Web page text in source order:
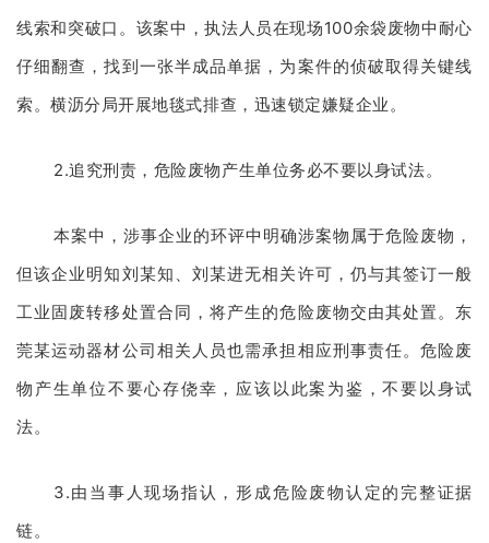
线索和突破口。该案中，执法人员在现场100余袋废物中耐心
仔细翻查，找到一张半成品单据，为案件的侦破取得关键线
索。横沥分局开展地毯式排查，迅速锁定嫌疑企业。
2.追究刑责，危险废物产生单位务必不要以身试法。
本案中，涉事企业的环评中明确涉案物属于危险废物，
但该企业明知刘某知、刘某进无相关许可，仍与其签订一般
工业固废转移处置合同，将产生的危险废物交由其处置。东
莞某运动器材公司相关人员也需承担相应刑事责任。危险废
物产生单位不要心存侥幸，应该以此案为鉴，不要以身试
法。
3.由当事人现场指认，形成危险废物认定的完整证据
链。